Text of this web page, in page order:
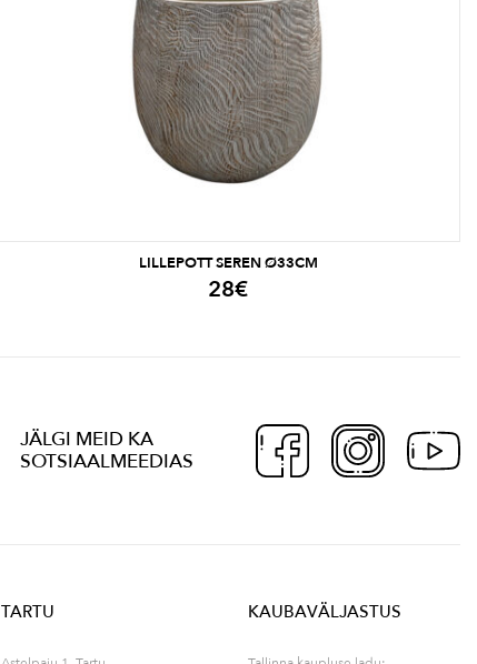
LILLEPOTT SEREN Ø33CM
28€
JÄLGI MEID KA
SOTSIAALMEEDIAS
TARTU KAUBAVÄLJASTUS